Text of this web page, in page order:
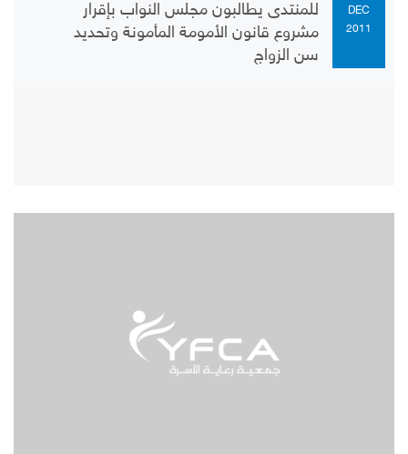
DEC
2011
للمنتدى يطالبون مجلس النواب بإقرار
مشروع قانون الأمومة المأمونة وتحديد
سن الزواج